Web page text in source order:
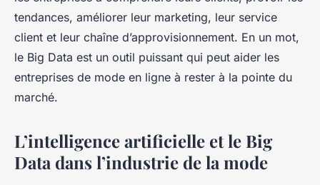
tendances, améliorer leur marketing, leur service
client et leur chaîne d’approvisionnement. En un mot,
le Big Data est un outil puissant qui peut aider les
entreprises de mode en ligne à rester à la pointe du
marché.
L’intelligence artificielle et le Big
Data dans l’industrie de la mode